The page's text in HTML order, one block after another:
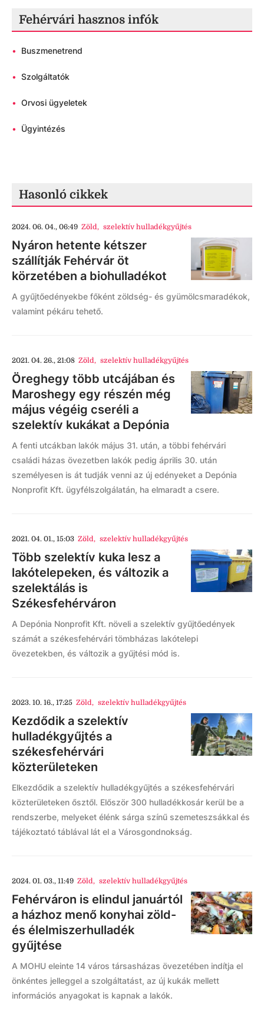
Fehérvári hasznos infók
• Buszmenetrend
• Szolgáltatók
• Orvosi ügyeletek
• Ügyintézés
Hasonló cikkek
2024. 06. 04., 06:49 Zöld, szelektív hulladékgyűjtés
Nyáron hetente kétszer
szállítják Fehérvár öt
körzetében a biohulladékot
A gyűjtőedényekbe főként zöldség- és gyümölcsmaradékok,
valamint pékáru tehető.
2021. 04. 26., 21:08 Zöld, szelektív hulladékgyűjtés
Öreghegy több utcájában és
Maroshegy egy részén még
május végéig cseréli a
szelektív kukákat a Depónia
A fenti utcákban lakók május 31. után, a többi fehérvári
családi házas övezetben lakók pedig április 30. után
személyesen is át tudják venni az új edényeket a Depónia
Nonprofit Kft. ügyfélszolgálatán, ha elmaradt a csere.
2021. 04. 01., 15:03 Zöld, szelektív hulladékgyűjtés
Több szelektív kuka lesz a
lakótelepeken, és változik a
szelektálás is
Székesfehérváron
A Depónia Nonprofit Kft. növeli a szelektív gyűjtőedények
számát a székesfehérvári tömbházas lakótelepi
övezetekben, és változik a gyűjtési mód is.
2023. 10. 16., 17:25 Zöld, szelektív hulladékgyűjtés
Kezdődik a szelektív
hulladékgyűjtés a
székesfehérvári
közterületeken
Elkezdődik a szelektív hulladékgyűjtés a székesfehérvári
közterületeken ősztől. Először 300 hulladékkosár kerül be a
rendszerbe, melyeket élénk sárga színű szemeteszsákkal és
tájékoztató táblával lát el a Városgondnokság.
2024. 01. 03., 11:49 Zöld, szelektív hulladékgyűjtés
Fehérváron is elindul januártól
a házhoz menő konyhai zöld-
és élelmiszerhulladék
gyűjtése
A MOHU eleinte 14 város társasházas övezetében indítja el
önkéntes jelleggel a szolgáltatást, az új kukák mellett
információs anyagokat is kapnak a lakók.